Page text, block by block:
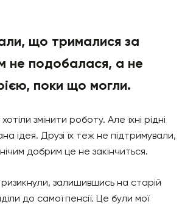
що трималися за
не подобалася, а не
поки що могли.
змінити роботу. Але їхні рідні
ідея. Друзі їх теж не підтримували,
добрим це не закінчиться.
залишившись на старій
до самої пенсії. Це були мої